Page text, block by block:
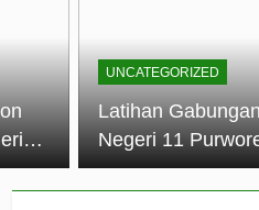
UNCATEGORIZED
Latihan
Negeri 11
Negeri 6
Membangun